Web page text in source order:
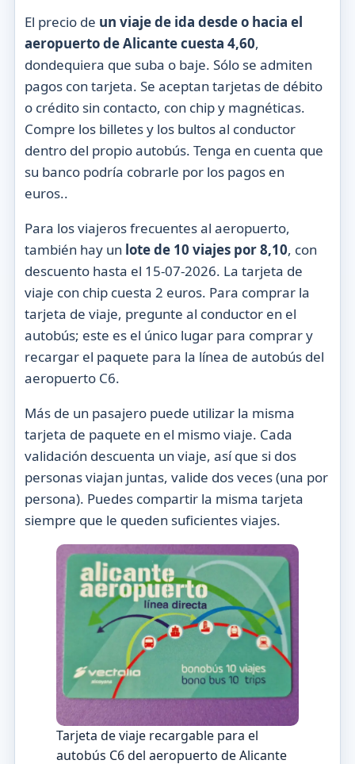
El precio de un viaje de ida desde o hacia el
aeropuerto de Alicante cuesta 4,60,
dondequiera que suba o baje. Sólo se admiten
pagos con tarjeta. Se aceptan tarjetas de débito
o crédito sin contacto, con chip y magnéticas.
Compre los billetes y los bultos al conductor
dentro del propio autobús. Tenga en cuenta que
su banco podría cobrarle por los pagos en
euros..
Para los viajeros frecuentes al aeropuerto,
también hay un lote de 10 viajes por 8,10, con
descuento hasta el 15-07-2026. La tarjeta de
viaje con chip cuesta 2 euros. Para comprar la
tarjeta de viaje, pregunte al conductor en el
autobús; este es el único lugar para comprar y
recargar el paquete para la línea de autobús del
aeropuerto C6.
Más de un pasajero puede utilizar la misma
tarjeta de paquete en el mismo viaje. Cada
validación descuenta un viaje, así que si dos
personas viajan juntas, valide dos veces (una por
persona). Puedes compartir la misma tarjeta
siempre que le queden suficientes viajes.
Tarjeta de viaje recargable para el
autobús C6 del aeropuerto de Alicante